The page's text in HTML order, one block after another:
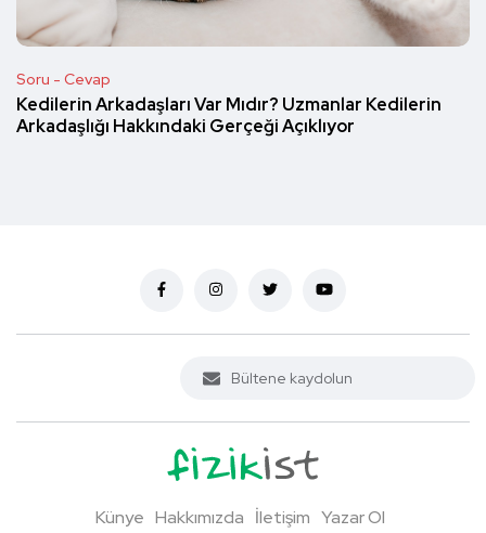
Soru - Cevap
Kedilerin Arkadaşları Var Mıdır? Uzmanlar Kedilerin
Arkadaşlığı Hakkındaki Gerçeği Açıklıyor
Künye Hakkımızda İletişim Yazar Ol